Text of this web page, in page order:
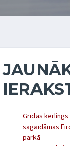
Grīdas
sagaidāmas
parkā